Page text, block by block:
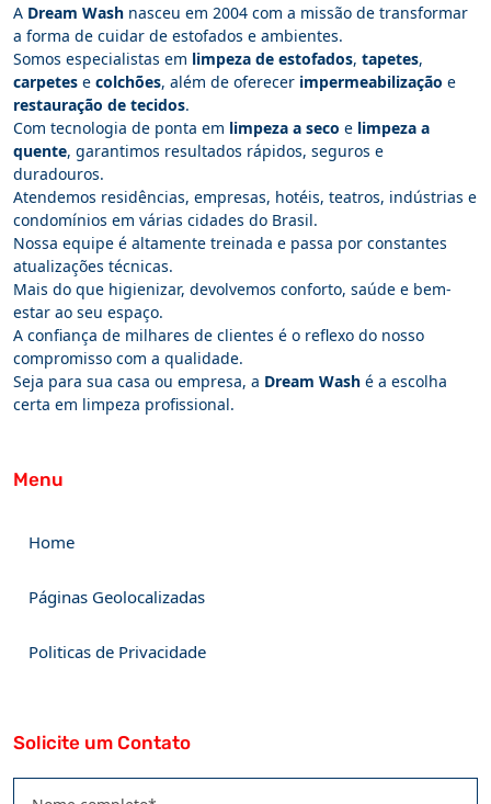
A Dream Wash nasceu em 2004 com a missão de transformar
a forma de cuidar de estofados e ambientes.
Somos especialistas em limpeza de estofados, tapetes,
carpetes e colchões, além de oferecer impermeabilização e
restauração de tecidos.
Com tecnologia de ponta em limpeza a seco e limpeza a
quente, garantimos resultados rápidos, seguros e
duradouros.
Atendemos residências, empresas, hotéis, teatros, indústrias e
condomínios em várias cidades do Brasil.
Nossa equipe é altamente treinada e passa por constantes
atualizações técnicas.
Mais do que higienizar, devolvemos conforto, saúde e bem-
estar ao seu espaço.
A confiança de milhares de clientes é o reflexo do nosso
compromisso com a qualidade.
Seja para sua casa ou empresa, a Dream Wash é a escolha
certa em limpeza profissional.
Menu
Home
Páginas Geolocalizadas
Politicas de Privacidade
Solicite um Contato